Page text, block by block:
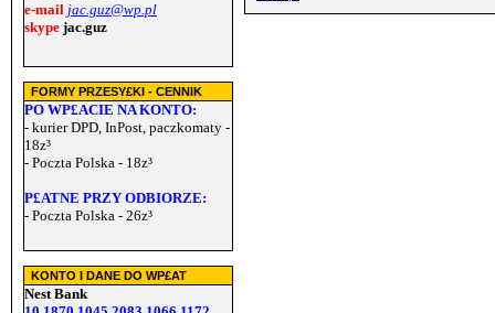
e-mail jac.guz@wp.pl
skype jac.guz
FORMY PRZESY£KI - CENNIK
PO WP£ACIE NA KONTO:
- kurier DPD, InPost, paczkomaty -
18z³
- Poczta Polska - 18z³
P£ATNE PRZY ODBIORZE:
- Poczta Polska - 26z³
KONTO I DANE DO WP£AT
Nest Bank